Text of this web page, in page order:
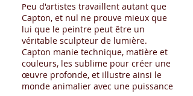
Peu d'artistes travaillent autant que
Capton, et nul ne prouve mieux que
lui que le peintre peut être un
véritable sculpteur de lumière.
Capton manie technique, matière et
couleurs, les sublime pour créer une
œuvre profonde, et illustre ainsi le
monde animalier avec une puissance